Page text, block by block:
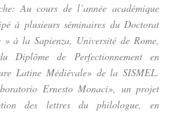
Au cours de l’année académique
à plusieurs séminaires du Doctorat
» à la Sapienza, Université de Rome,
Diplôme de Perfectionnement en
Latine Médiévale» de la SISMEL.
Ernesto Monaci», un projet
des lettres du philologue, en